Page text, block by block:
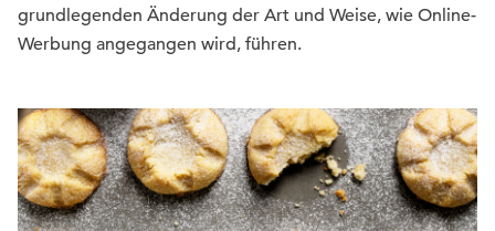
grundlegenden Änderung der Art und Weise, wie Online-
Werbung angegangen wird, führen.